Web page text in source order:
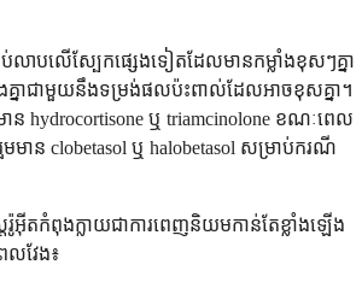
ប់លាបលើស្បែកផ្សេងទៀតដែលមានកម្លាំងខុសៗគ្នា
នាជាមួយនឹងទម្រង់ផលប៉ះពាល់ដែលអាចខុសគ្នា។
ន hydrocortisone ឬ triamcinolone ខណៈពេល
មមាន clobetasol ឬ halobetasol សម្រាប់ករណី
អ៊ីតកំពុងក្លាយជាការពេញនិយមកាន់តែខ្លាំងឡើង
លវែង៖